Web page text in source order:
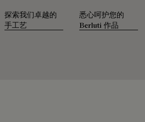
探索我们卓越的
手工艺
悉心呵护您的
Berluti 作品